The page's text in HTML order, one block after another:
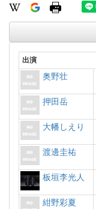
出演
奥野壮
押田岳
大幡しえり
渡邊圭祐
板垣李光人
紺野彩夏